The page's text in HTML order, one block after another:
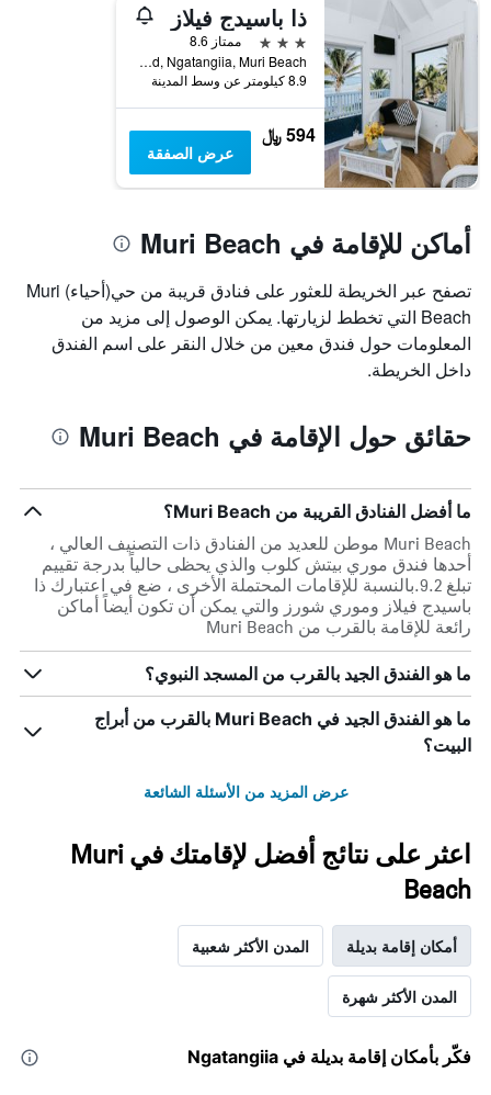
ذا باسيدج فيلاز
3 نجوم
ممتاز 8.6
Main Road, Ngatangiia, Muri Beach, راروتونغا, جزر كوك
8.9 كيلومتر عن وسط المدينة
594 ﷼
عرض الصفقة
أماكن للإقامة في Muri Beach
تصفح عبر الخريطة للعثور على فنادق قريبة من حي(أحياء) Muri
Beach التي تخطط لزيارتها. يمكن الوصول إلى مزيد من
المعلومات حول فندق معين من خلال النقر على اسم الفندق
داخل الخريطة.
حقائق حول الإقامة في Muri Beach
ما أفضل الفنادق القريبة من Muri Beach؟
Muri Beach موطن للعديد من الفنادق ذات التصنيف العالي ،
أحدها فندق موري بيتش كلوب والذي يحظى حالياً بدرجة تقييم
تبلغ 9.2.بالنسبة للإقامات المحتملة الأخرى ، ضع في اعتبارك ذا
باسيدج فيلاز وموري شورز والتي يمكن أن تكون أيضاً أماكن
رائعة للإقامة بالقرب من Muri Beach
ما هو الفندق الجيد بالقرب من المسجد النبوي؟
ما هو الفندق الجيد في Muri Beach بالقرب من أبراج
البيت؟
عرض المزيد من الأسئلة الشائعة
اعثر على نتائج أفضل لإقامتك في Muri
Beach
أمكان إقامة بديلة المدن الأكثر شعبية
المدن الأكثر شهرة
فكّر بأمكان إقامة بديلة في Ngatangiia